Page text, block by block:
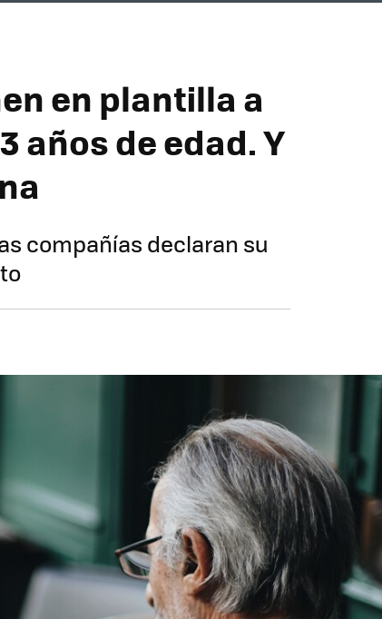
en plantilla a
años de edad. Y
compañías declaran su